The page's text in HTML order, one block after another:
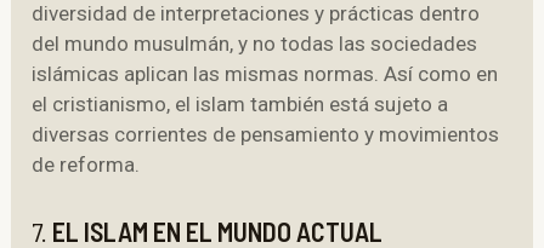
diversidad de interpretaciones y prácticas dentro
del mundo musulmán, y no todas las sociedades
islámicas aplican las mismas normas. Así como en
el cristianismo, el islam también está sujeto a
diversas corrientes de pensamiento y movimientos
de reforma.
7. EL ISLAM EN EL MUNDO ACTUAL